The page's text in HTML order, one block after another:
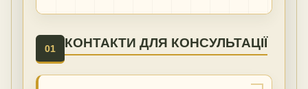
01 КОНТАКТИ ДЛЯ КОНСУЛЬТАЦІЇ